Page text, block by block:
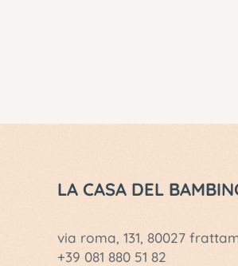
LA CASA DEL
via roma, 131, 80027
+39 081 880 51 82